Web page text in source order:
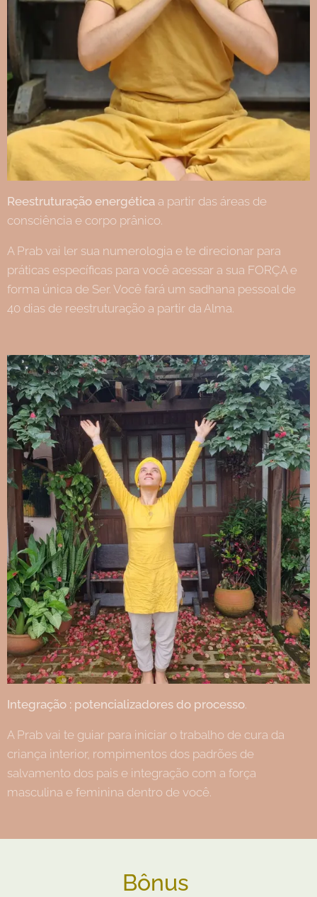
Reestruturação energética a partir das áreas de
consciência e corpo prânico.
A Prab vai ler sua numerologia e te direcionar para
práticas específicas para você acessar a sua FORÇA e
forma única de Ser. Você fará um sadhana pessoal de
40 dias de reestruturação a partir da Alma.
Integração : potencializadores do processo.
A Prab vai te guiar para iniciar o trabalho de cura da
criança interior, rompimentos dos padrões de
salvamento dos pais e integração com a força
masculina e feminina dentro de você.
Bônus